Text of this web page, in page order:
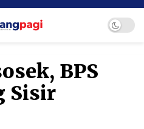
BPS
Sisir